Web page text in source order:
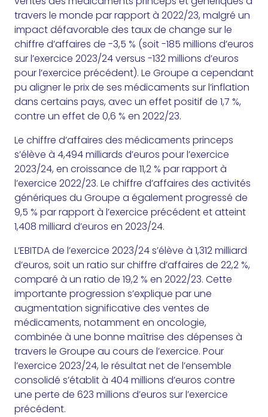
travers le monde par rapport à 2022/23, malgré un
impact défavorable des taux de change sur le
chiffre d’affaires de -3,5 % (soit -185 millions d’euros
sur l’exercice 2023/24 versus -132 millions d’euros
pour l’exercice précédent). Le Groupe a cependant
pu aligner le prix de ses médicaments sur l’inflation
dans certains pays, avec un effet positif de 1,7 %,
contre un effet de 0,6 % en 2022/23.
Le chiffre d’affaires des médicaments princeps
s’élève à 4,494 milliards d’euros pour l’exercice
2023/24, en croissance de 11,2 % par rapport à
l’exercice 2022/23. Le chiffre d’affaires des activités
génériques du Groupe a également progressé de
9,5 % par rapport à l’exercice précédent et atteint
1,408 milliard d’euros en 2023/24.
L’EBITDA de l’exercice 2023/24 s’élève à 1,312 milliard
d’euros, soit un ratio sur chiffre d’affaires de 22,2 %,
comparé à un ratio de 19,2 % en 2022/23. Cette
importante progression s’explique par une
augmentation significative des ventes de
médicaments, notamment en oncologie,
combinée à une bonne maîtrise des dépenses à
travers le Groupe au cours de l’exercice. Pour
l’exercice 2023/24, le résultat net de l’ensemble
consolidé s’établit à 404 millions d’euros contre
une perte de 623 millions d’euros sur l’exercice
précédent.